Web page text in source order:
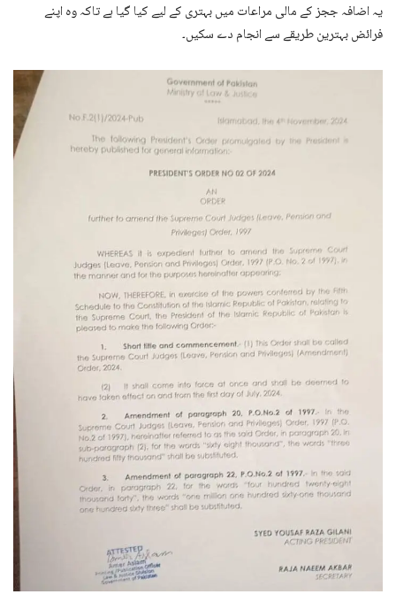
یہ اضافہ ججز کے مالی مراعات میں بہتری کے لیے کیا گیا ہے تاکہ وہ اپنے
فرائض بہترین طریقے سے انجام دے سکیں۔